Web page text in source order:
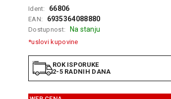
Ident: 66806
EAN: 6935364088880
Dostupnost: Na stanju
*uslovi kupovine
ROK ISPORUKE
2-5 RADNIH DANA